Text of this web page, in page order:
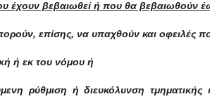
βεβαιωθεί ή που θα βεβαιωθούν
επίσης, να υπαχθούν και οφειλές
ή εκ του νόμου ή
ρύθμιση ή διευκόλυνση